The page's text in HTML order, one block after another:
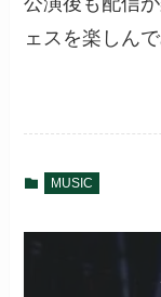
ェスを楽しん
MUSIC